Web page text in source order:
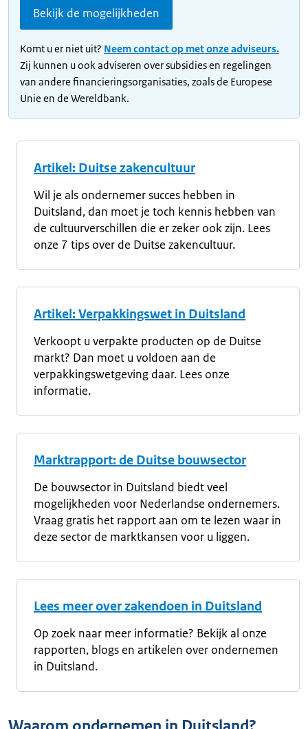
Bekijk de mogelijkheden
Komt u er niet uit? Neem contact op met onze adviseurs.
Zij kunnen u ook adviseren over subsidies en regelingen
van andere financieringsorganisaties, zoals de Europese
Unie en de Wereldbank.
Artikel: Duitse zakencultuur
Wil je als ondernemer succes hebben in
Duitsland, dan moet je toch kennis hebben van
de cultuurverschillen die er zeker ook zijn. Lees
onze 7 tips over de Duitse zakencultuur.
Artikel: Verpakkingswet in Duitsland
Verkoopt u verpakte producten op de Duitse
markt? Dan moet u voldoen aan de
verpakkingswetgeving daar. Lees onze
informatie.
Marktrapport: de Duitse bouwsector
De bouwsector in Duitsland biedt veel
mogelijkheden voor Nederlandse ondernemers.
Vraag gratis het rapport aan om te lezen waar in
deze sector de marktkansen voor u liggen.
Lees meer over zakendoen in Duitsland
Op zoek naar meer informatie? Bekijk al onze
rapporten, blogs en artikelen over ondernemen
in Duitsland.